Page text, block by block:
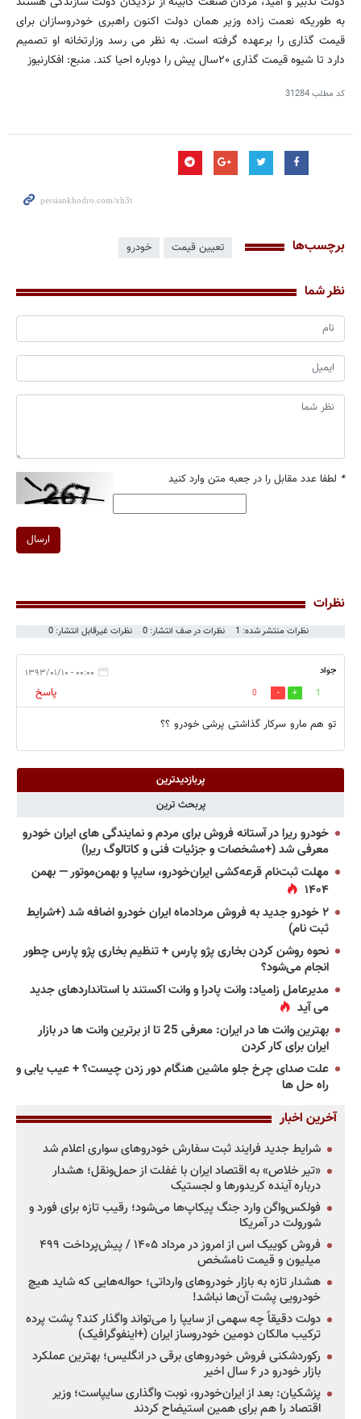
به طوریکه نعمت زاده وزیر همان دولت اکنون راهبری خودروسازان برای
قیمت گذاری را برعهده گرفته است. به نظر می رسد وزارتخانه او تصمیم
دارد تا شیوه قیمت گذاری ۲۰سال پیش را دوباره احیا کند. منبع: افکارنیوز
کد مطلب31284
برچسب‌ها تعیین قیمت خودرو
نظر شما
* لطفا عدد مقابل را در جعبه متن وارد کنید
ارسال
نظرات
نظرات منتشر شده: 1 نظرات در صف انتشار: 0 نظرات غیرقابل انتشار: 0
جواد ۰۰:۰۰ - ۱۳۹۳/۰۱/۱۰
1
0
پاسخ
تو هم مارو سرکار گذاشتی پرشی خودرو ؟؟
پربازدیدترین
پربحث ترین
خودرو ریرا در آستانه فروش برای مردم و نمایندگی های ایران خودرو
معرفی شد (+مشخصات و جزئیات فنی و کاتالوگ ریرا)
مهلت ثبت‌نام قرعه‌کشی ایران‌خودرو، سایپا و بهمن‌موتور — بهمن
۱۴۰۴
۲ خودرو جدید به فروش مردادماه ایران خودرو اضافه شد (+شرایط
ثبت نام)
نحوه روشن کردن بخاری پژو پارس + تنظیم بخاری پژو پارس چطور
انجام می‌شود؟
مدیرعامل زامیاد: وانت پادرا و وانت اکستند با استانداردهای جدید
می آید
بهترین وانت ها در ایران: معرفی 25 تا از برترین وانت ها در بازار
ایران برای کار کردن
علت صدای چرخ جلو ماشین هنگام دور زدن چیست؟ + عیب یابی و
راه حل ها
آخرین اخبار
شرایط جدید فرایند ثبت سفارش خودروهای سواری اعلام شد
«تیر خلاص» به اقتصاد ایران با غفلت از حمل‌ونقل؛ هشدار
درباره آینده کریدورها و لجستیک
فولکس‌واگن وارد جنگ پیکاپ‌ها می‌شود؛ رقیب تازه برای فورد و
شورولت در آمریکا
فروش کوییک اس از امروز در مرداد ۱۴۰۵ / پیش‌پرداخت ۴۹۹
میلیون و قیمت نامشخص
هشدار تازه به بازار خودروهای وارداتی؛ حواله‌هایی که شاید هیچ
خودرویی پشت آن‌ها نباشد!
دولت دقیقاً چه سهمی از سایپا را می‌تواند واگذار کند؟ پشت پرده
ترکیب مالکان دومین خودروساز ایران (+اینفوگرافیک)
رکوردشکنی فروش خودروهای برقی در انگلیس؛ بهترین عملکرد
بازار خودرو در ۶ سال اخیر
پزشکیان: بعد از ایران‌خودرو، نوبت واگذاری سایپاست؛ وزیر
اقتصاد را هم برای همین استیضاح کردند